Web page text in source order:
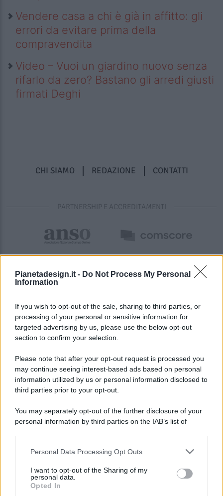
Pianetadesign.it - Do Not Process My Personal
Information
If you wish to opt-out of the sale, sharing to third parties, or
processing of your personal or sensitive information for
targeted advertising by us, please use the below opt-out
section to confirm your selection.
Please note that after your opt-out request is processed you
may continue seeing interest-based ads based on personal
information utilized by us or personal information disclosed to
third parties prior to your opt-out.
You may separately opt-out of the further disclosure of your
personal information by third parties on the IAB’s list of
This information may also be disclosed by us to third parties
disclose it to other third parties.
Personal Data Processing Opt Outs
I want to opt-out of the Sharing of my
personal data.
Opted In
Vendere casa a chi è già in affitto: gli
errori da evitare prima della
compravendita
Video – Vuoi un giardino nuovo senza
rifarlo da zero? Bastano gli arredi giusti
firmati Deghi
CHI SIAMO REDAZIONE CONTATTI
PARTNERSHIP E ACCREDITAMENTI
© 2026 - Pianeta Design - P.IVA 04827280654 - Testata
Registrata Al Tribunale Di Nocera Inferiore N. 8/2020 - RG N.
ISCRIZIONE AL ROC N. 35792 – ISCRITTA ALL’ANSO
(ASSOCIAZIONE NAZIONALE STAMPA ONLINE)
PREFERENZE PRIVACY